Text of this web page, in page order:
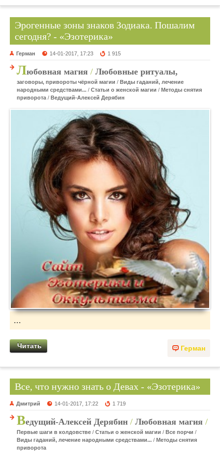
Эрогенные зоны знаков Зодиака. Пошалим
сегодня? - «Эзотерика»
Герман 14-01-2017, 17:23 1 915
Любовная магия / Любовные ритуалы,
заговоры, привороты чёрной магии / Виды гаданий, лечение
народными средствами... / Статьи о женской магии / Методы снятия
приворота / Ведущий-Алексей Дерябин
...
Герман
Читать
Все, что нужно знать о Девах - «Эзотерика»
Дмитрий 14-01-2017, 17:22 1 719
Ведущий-Алексей Дерябин / Любовная магия /
Первые шаги в колдовстве / Статьи о женской магии / Все порчи /
Виды гаданий, лечение народными средствами... / Методы снятия
приворота